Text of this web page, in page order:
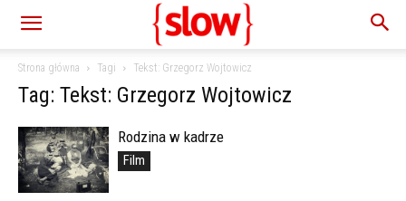
Strona główna Tagi Tekst: Grzegorz Wojtowicz
Tag: Tekst: Grzegorz Wojtowicz
Rodzina w kadrze
Film